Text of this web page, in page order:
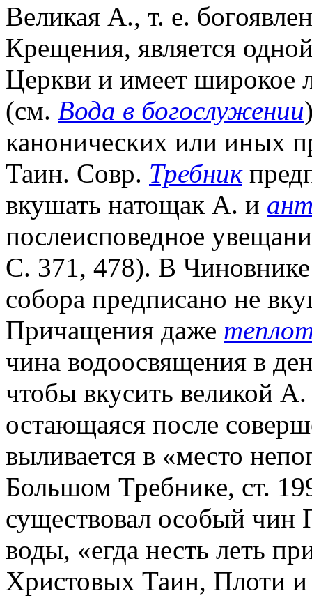
Великая А., т. е.
Крещения, является
Церкви и имеет широкое
(см. Вода в богослужении
канонических или иных
Таин. Совр. Требник
вкушать натощак А. и
послеисповедное
С. 371, 478). В
собора предписано не
Причащения даже
чина водоосвящения в
чтобы вкусить великой
остающаяся после
выливается в «место
Большом Требнике, ст.
существовал особый чин
воды, «егда несть леть
Христовых Таин, Плоти